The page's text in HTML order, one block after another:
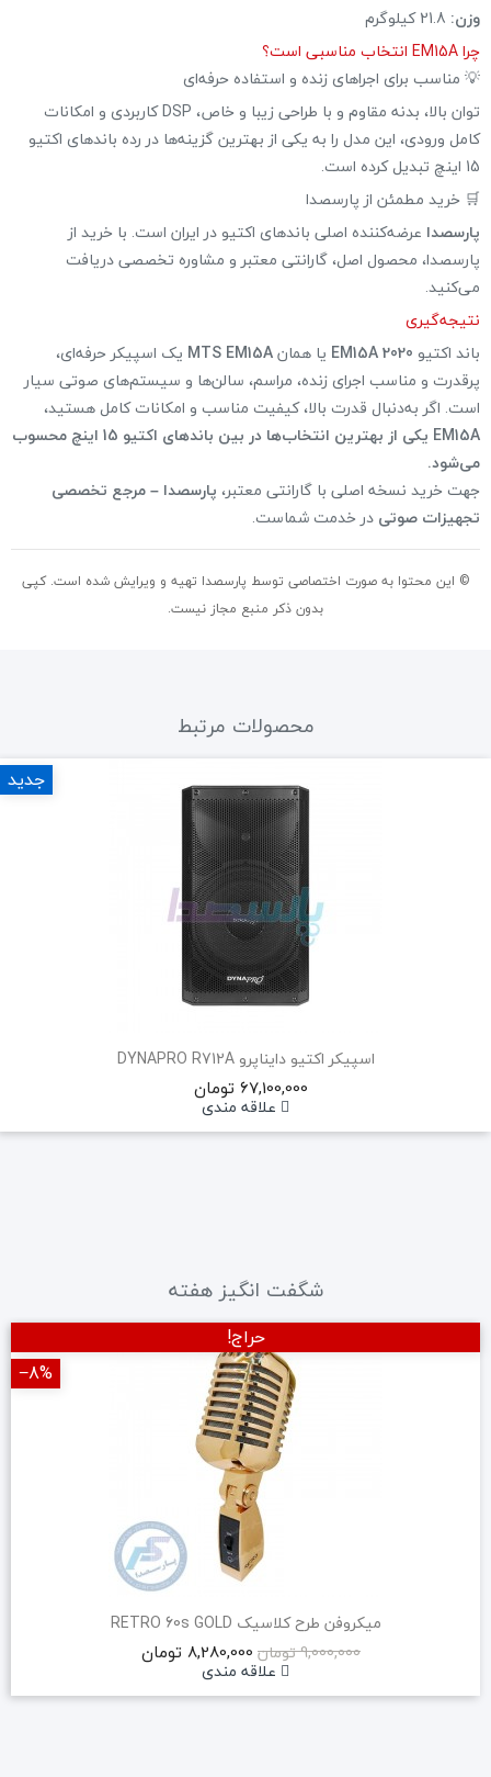
وزن:
چرا EM15A انتخاب مناسبی است؟
💡 مناسب برای اجراهای زنده و استفاده حرفه‌ای
توان بالا، بدنه مقاوم و با طراحی زیبا و خاص، DSP کاربردی و امکانات
کامل ورودی، این مدل را به یکی از بهترین گزینه‌ها در رده باندهای اکتیو
15 اینچ تبدیل کرده است.
🛒 خرید مطمئن از پارسصدا
پارسصدا عرضه‌کننده اصلی باندهای اکتیو در ایران است. با خرید از
پارسصدا، محصول اصل، گارانتی معتبر و مشاوره تخصصی دریافت
می‌کنید.
نتیجه‌گیری
باند اکتیو 2020 EM15A یا همانMTS EM15A یک اسپیکر حرفه‌ای،
پرقدرت و مناسب اجرای زنده، مراسم، سالن‌ها و سیستم‌های صوتی سیار
است. اگر به‌دنبال قدرت بالا، کیفیت مناسب و امکانات کامل هستید،
EM15A یکی از بهترین انتخاب‌ها در بین باندهای اکتیو 15 اینچ محسوب
می‌شود.
جهت خرید نسخه اصلی با گارانتی معتبر، پارسصدا – مرجع تخصصی
تجهیزات صوتی در خدمت شماست.
© این محتوا به صورت اختصاصی توسط پارسصدا تهیه و ویرایش شده است. کپی
بدون ذکر منبع مجاز نیست.
محصولات مرتبط
اسپیکر اکتیو دایناپرو DYNAPRO R712A
67,100,000 تومان
علاقه مندی
جدید
شگفت انگیز هفته
میکروفن طرح کلاسیک RETRO 60s GOLD
9,000,000 تومان
8,280,000 تومان
علاقه مندی
حراج!
‎−8%